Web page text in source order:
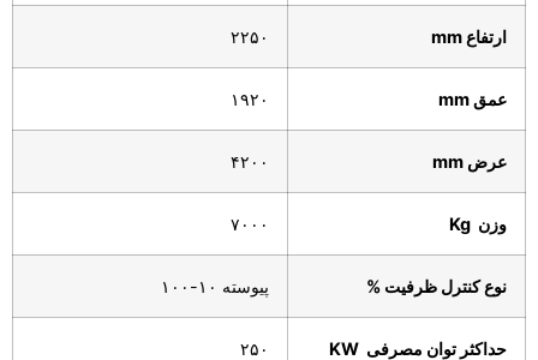
ارتفاع mm ۲۲۵۰
عمق mm ۱۹۲۰
عرض mm ۴۲۰۰
وزن ۷۰۰۰
نوع کنترل ظرفیت % پیوسته ۱۰-۱۰۰
حداکثر توان مصرفی ۲۵۰